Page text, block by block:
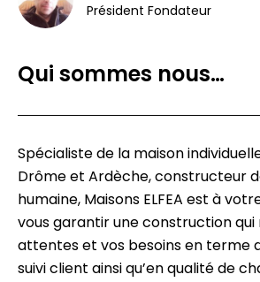
Qui sommes nous…
Spécialiste de la maison
Drôme et Ardèche, constructeur
humaine, Maisons ELFEA est à
vous garantir une construction
attentes et vos besoins en terme
suivi client ainsi qu’en qualité de
Président Fondateur